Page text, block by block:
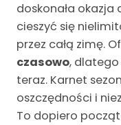
doskonała okazja
cieszyć się
przez całą zimę.
czasowo, dlatego
teraz. Karnet
oszczędności i
To dopiero